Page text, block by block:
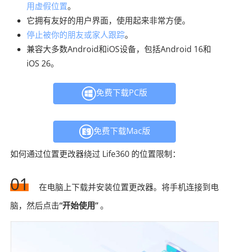
用虚假位置。
它拥有友好的用户界面，使用起来非常方便。
停止被你的朋友或家人跟踪。
兼容大多数Android和iOS设备，包括Android 16和
iOS 26。
免费下载PC版
免费下载Mac版
如何通过位置更改器绕过 Life360 的位置限制：
01
在电脑上下载并安装位置更改器。将手机连接到电
脑，然后点击“开始使用”。